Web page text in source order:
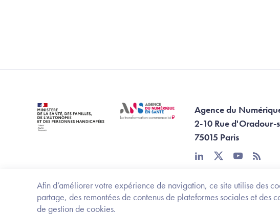
Afin d’améliorer votre expérience de navigation, ce site utilise des
partage, des remontées de contenus de plateformes sociales et des
de gestion de cookies.
Agence du
2-10 Rue d'Oradour-
75015 Paris
linkedintwitteryoutube
rss